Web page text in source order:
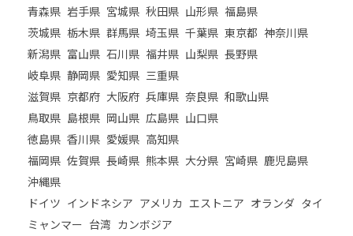
青森県 岩手県 宮城県 秋田県 山形県 福島県
茨城県 栃木県 群馬県 埼玉県 千葉県 東京都 神奈川県
新潟県 富山県 石川県 福井県 山梨県 長野県
岐阜県 静岡県 愛知県 三重県
滋賀県 京都府 大阪府 兵庫県 奈良県 和歌山県
鳥取県 島根県 岡山県 広島県 山口県
徳島県 香川県 愛媛県 高知県
福岡県 佐賀県 長崎県 熊本県 大分県 宮崎県 鹿児島県
沖縄県
ドイツ インドネシア アメリカ エストニア オランダ タイ
ミャンマー 台湾 カンボジア